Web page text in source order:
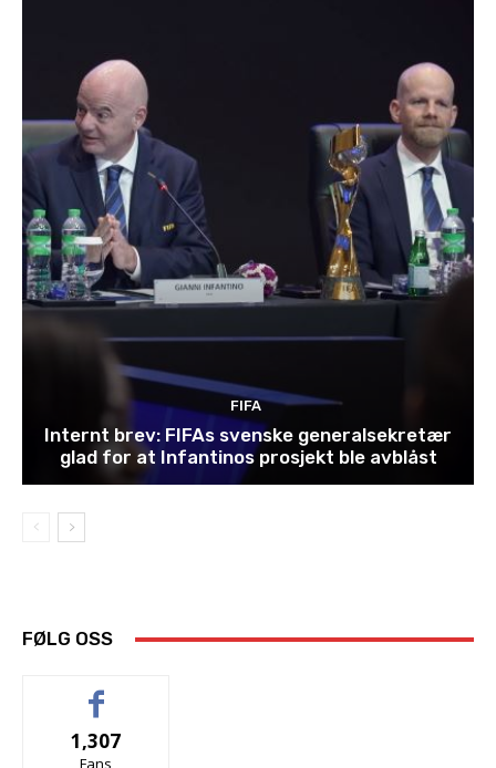
FIFA
Internt brev: FIFAs svenske generalsekretær
glad for at Infantinos prosjekt ble avblåst
FØLG OSS
1,307
Fans